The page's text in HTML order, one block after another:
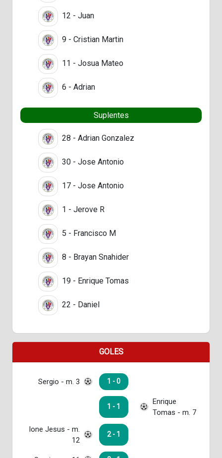
12 - Juan
9 - Cristian Martin
11 - Josua Mateo
6 - Adrian
Suplentes
28 - Adrian Gonzalez
30 - Jose Antonio
17 - Jose Antonio
1 - Jerove R
5 - Francisco M
8 - Brayan Snahider
19 - Enrique Tomas
22 - Daniel
GOLES
Sergio - m. 3 1 - 0
1 - 1
Enrique
Tomas - m. 7
Ione Jesus - m.
12
2 - 1